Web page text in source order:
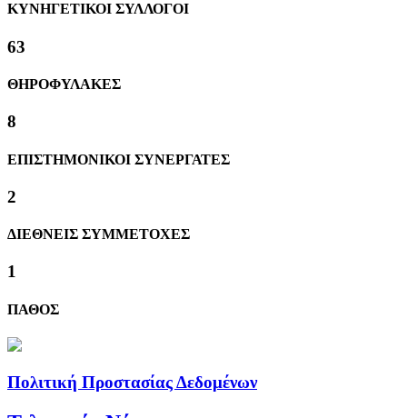
ΚΥΝΗΓΕΤΙΚΟΙ ΣΥΛΛΟΓΟΙ
63
ΘΗΡΟΦΥΛΑΚΕΣ
8
ΕΠΙΣΤΗΜΟΝΙΚΟΙ ΣΥΝΕΡΓΑΤΕΣ
2
ΔΙΕΘΝΕΙΣ ΣΥΜΜΕΤΟΧΕΣ
1
ΠΑΘΟΣ
Πολιτική Προστασίας Δεδομένων